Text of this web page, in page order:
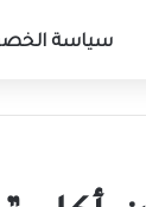
سياسة